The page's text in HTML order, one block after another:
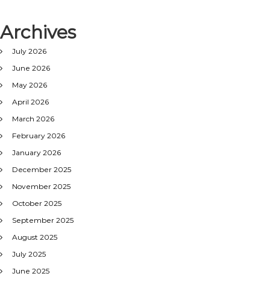
Archives
July 2026
June 2026
May 2026
April 2026
March 2026
February 2026
January 2026
December 2025
November 2025
October 2025
September 2025
August 2025
July 2025
June 2025